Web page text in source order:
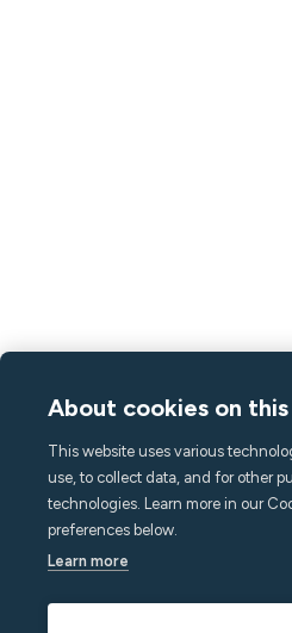
About cookies on
This website uses various
use, to collect data, and for other
technologies. Learn more in our
preferences below.
Learn more